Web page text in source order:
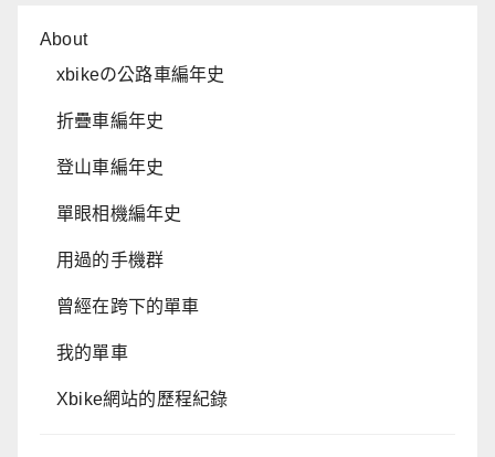
About
xbikeの公路車編年史
折疊車編年史
登山車編年史
單眼相機編年史
用過的手機群
曾經在跨下的單車
我的單車
Xbike網站的歷程紀錄